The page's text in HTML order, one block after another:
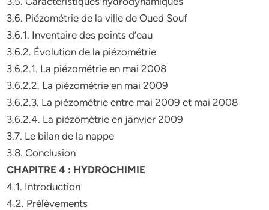
3.6. Piézométrie de la ville de Oued Souf
3.6.1. Inventaire des points d’eau
3.6.2. Évolution de la piézométrie
3.6.2.1. La piézométrie en mai 2008
3.6.2.2. La piézométrie en mai 2009
3.6.2.3. La piézométrie entre mai 2009 et mai 2008
3.6.2.4. La piézométrie en janvier 2009
3.7. Le bilan de la nappe
3.8. Conclusion
CHAPITRE 4 : HYDROCHIMIE
4.1. Introduction
4.2. Prélèvements